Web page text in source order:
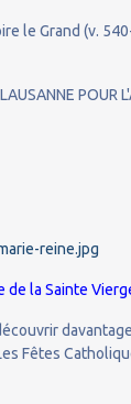
le Grand (v.
POUR
la Sainte
Fêtes